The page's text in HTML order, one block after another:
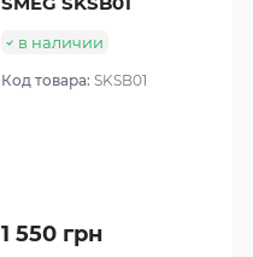
в наличии
Код товара: SKSB01
1 550 грн